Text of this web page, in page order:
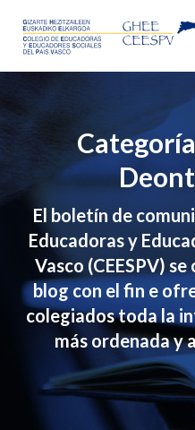
El boletín de
Educadoras y
Vasco (CEESPV)
blog con el fin e
colegiados toda la
más ordenada y